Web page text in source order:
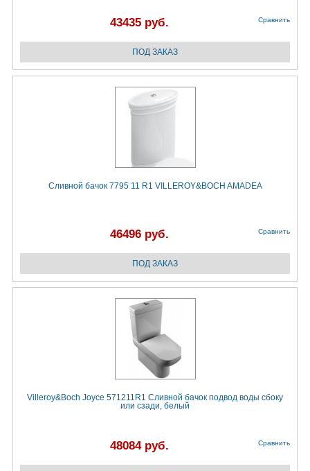
43435 руб. Сравнить
Сливной бачок 7795 11 R1 VILLEROY&BOCH AMADEA
46496 руб. Сравнить
Villeroy&Boch Joyce 571211R1 Сливной бачок подвод воды сбоку
или сзади, белый
48084 руб. Сравнить